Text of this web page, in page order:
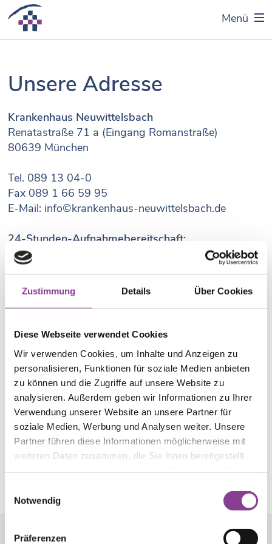
Zustimmung Details Über Cookies
Diese Webseite verwendet Cookies
Wir verwenden Cookies, um Inhalte und Anzeigen zu
personalisieren, Funktionen für soziale Medien anbieten
zu können und die Zugriffe auf unsere Website zu
analysieren. Außerdem geben wir Informationen zu Ihrer
Verwendung unserer Website an unsere Partner für
soziale Medien, Werbung und Analysen weiter. Unsere
Partner führen diese Informationen möglicherweise mit
weiteren Daten zusammen, die Sie ihnen bereitgestellt
Notwendig
Präferenzen
Menü
Unsere Adresse
Krankenhaus Neuwittelsbach
Renatastraße 71 a (Eingang Romanstraße)
80639 München
Tel. 089 13 04-0
Fax 089 1 66 59 95
E-Mail: info©krankenhaus-neuwittelsbach.de
24-Stunden-Aufnahmebereitschaft:
Mo. bis Fr. (jeweils 8.00-14.30 Uhr): Tel. 089 13
04-24 90 (Belegungsmanagement)
Übrige Zeiten: Tel. 089 13 04-0 (diensthabender
Arzt)
So erreichen Sie uns
Das Krankenhaus Neuwittelsbach liegt
verkehrsgünstig im Stadtbezirk Neuhausen-
Nymphenburg westlich des Mittleren Rings. Bei allen
Fragen und Anliegen sind wir gerne für Sie da!